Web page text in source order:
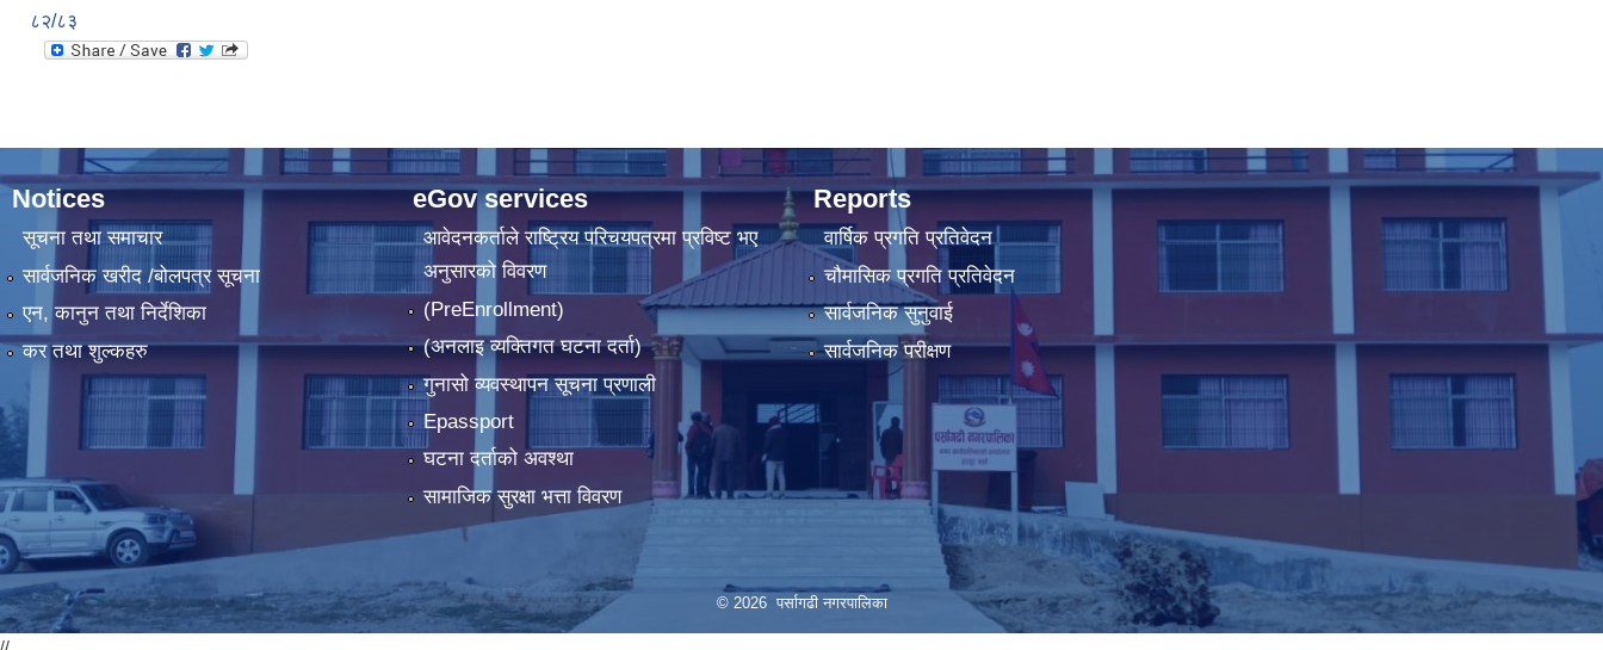
८२/८३
Notices
सूचना तथा समाचार
सार्वजनिक खरीद /बोलपत्र सूचना
एन, कानुन तथा निर्देशिका
कर तथा शुल्कहरु
eGov services
आवेदनकर्ताले राष्‍ट्रिय परिचयपत्रमा प्रविष्ट भए
अनुसारको विवरण
(PreEnrollment)
(अनलाइ व्यक्तिगत घटना दर्ता)
गुनासो व्यवस्थापन सूचना प्रणाली
Epassport
घटना दर्ताको अवश्था
सामाजिक सुरक्षा भत्ता विवरण
Reports
वार्षिक प्रगति प्रतिवेदन
चौमासिक प्रगति प्रतिवेदन
सार्वजनिक सुनुवाई
सार्वजनिक परीक्षण
© 2026 पर्सागढी नगरपालिका
//